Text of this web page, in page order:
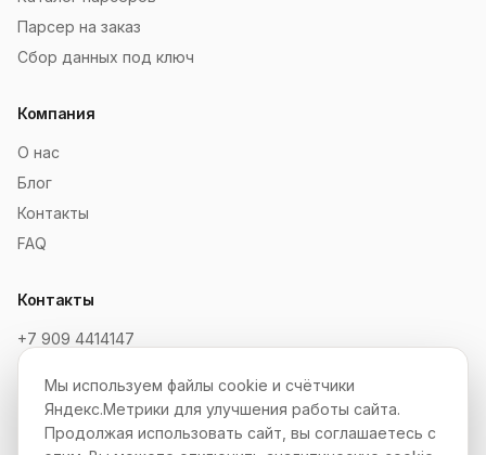
Парсер на заказ
Сбор данных под ключ
Компания
О нас
Блог
Контакты
FAQ
Контакты
+7 909 4414147
Telegram: @SokSaitov_bot
Пн–Пт, 10:00–19:00
Мы используем файлы cookie и счётчики
Яндекс.Метрики для улучшения работы сайта.
Продолжая использовать сайт, вы соглашаетесь с